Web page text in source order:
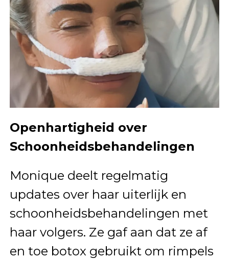
Openhartigheid over
Schoonheidsbehandelingen
Monique deelt regelmatig
updates over haar uiterlijk en
schoonheidsbehandelingen met
haar volgers. Ze gaf aan dat ze af
en toe botox gebruikt om rimpels